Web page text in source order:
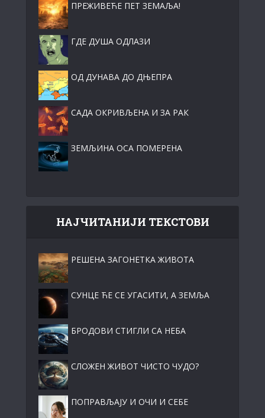
ПРЕЖИВЕЋЕ ПЕТ ЗЕМАЉА!
ГДЕ ДУША ОДЛАЗИ
ОД ДУНАВА ДО ДЊЕПРА
САДА ОКРИВЉЕНА И ЗА РАК
ЗЕМЉИНА ОСА ПОМЕРЕНА
НАЈЧИТАНИЈИ ТЕКСТОВИ
РЕШЕНА ЗАГОНЕТКА ЖИВОТА
СУНЦЕ ЋЕ СЕ УГАСИТИ, А ЗЕМЉА
БРОДОВИ СТИГЛИ СА НЕБА
СЛОЖЕН ЖИВОТ ЧИСТО ЧУДО?
ПОПРАВЉАЈУ И ОЧИ И СЕБЕ